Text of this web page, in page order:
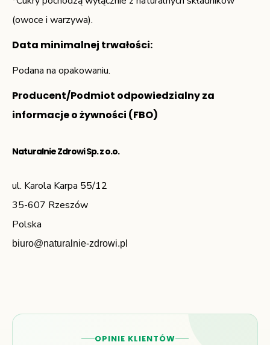
(owoce i warzywa).
Data minimalnej trwałości:
Podana na opakowaniu.
Producent/Podmiot odpowiedzialny za
informacje o żywności (FBO)
Naturalnie Zdrowi Sp. z o.o.
ul. Karola Karpa 55/12
35-607 Rzeszów
Polska
biuro@naturalnie-zdrowi.pl
OPINIE KLIENTÓW